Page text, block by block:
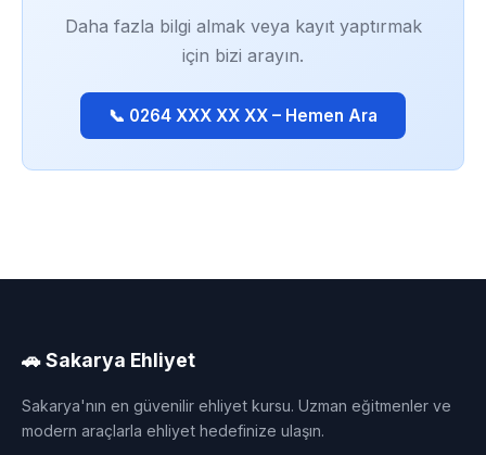
Daha fazla bilgi almak veya kayıt yaptırmak
için bizi arayın.
📞 0264 XXX XX XX – Hemen Ara
🚗 Sakarya Ehliyet
Sakarya'nın en güvenilir ehliyet kursu. Uzman eğitmenler ve
modern araçlarla ehliyet hedefinize ulaşın.